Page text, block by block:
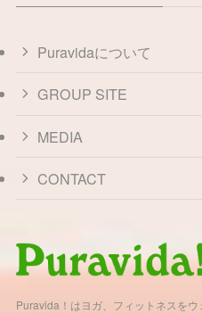
Puravidaについて
GROUP SITE
MEDIA
CONTACT
Puravida！はヨガ、フィットネスを